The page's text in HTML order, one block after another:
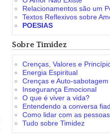
Relacionamentos são um
Textos Reflexivos sobre
POESIAS
Sobre Timidez
Crenças, Valores e
Energia Espiritual
Crenças e Auto-sabotagem
Insegurança Emocional
O que é viver a vida?
Entendendo a conversa
Como lidar com as pessoas
Tudo sobre Timidez